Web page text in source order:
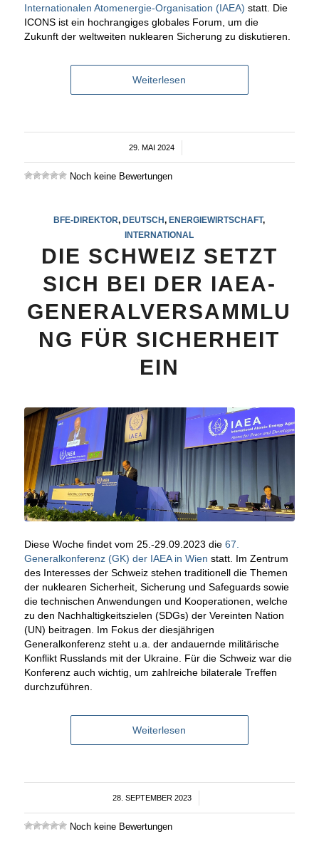
Internationalen Atomenergie-Organisation (IAEA) statt. Die
ICONS ist ein hochrangiges globales Forum, um die
Zukunft der weltweiten nuklearen Sicherung zu diskutieren.
Weiterlesen
29. MAI 2024
/
Noch keine Bewertungen
BFE-DIREKTOR, DEUTSCH, ENERGIEWIRTSCHAFT,
INTERNATIONAL
DIE SCHWEIZ SETZT
SICH BEI DER IAEA-
GENERALVERSAMMLU
NG FÜR SICHERHEIT
EIN
Diese Woche findet vom 25.-29.09.2023 die 67.
Generalkonferenz (GK) der IAEA in Wien statt. Im Zentrum
des Interesses der Schweiz stehen traditionell die Themen
der nuklearen Sicherheit, Sicherung und Safeguards sowie
die technischen Anwendungen und Kooperationen, welche
zu den Nachhaltigkeitszielen (SDGs) der Vereinten Nation
(UN) beitragen. Im Fokus der diesjährigen
Generalkonferenz steht u.a. der andauernde militärische
Konflikt Russlands mit der Ukraine. Für die Schweiz war die
Konferenz auch wichtig, um zahlreiche bilaterale Treffen
durchzuführen.
Weiterlesen
28. SEPTEMBER 2023
/
Noch keine Bewertungen